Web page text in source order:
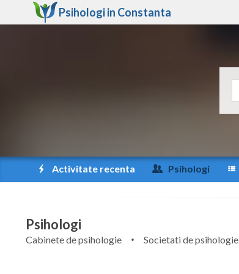
Psihologi in Constanta
Activitate recenta Psihologi
Psihologi
Cabinete de psihologie Societati de psihologie